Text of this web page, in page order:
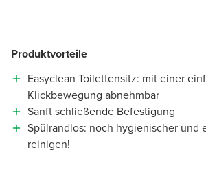
Produktvorteile
Easyclean Toilettensitz: mit einer
Klickbewegung abnehmbar
Sanft schließende Befestigung
Spülrandlos: noch hygienischer und
reinigen!